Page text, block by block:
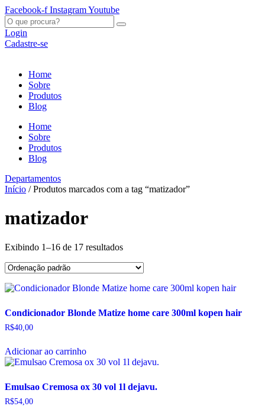
Ir
para
o
conteúdo
Facebook-f InstagramYoutube
O
que
procura?
Login
Cadastre-se
Home
Sobre
Produtos
Blog
Home
Sobre
Produtos
Blog
Departamentos
Início / Produtos marcados com a tag “matizador”
matizador
Exibindo 1–16 de 17 resultados
Condicionador Blonde Matize home care 300ml kopen hair
R$40,00
Adicionar ao carrinho
Emulsao Cremosa ox 30 vol 1l dejavu.
R$54,00